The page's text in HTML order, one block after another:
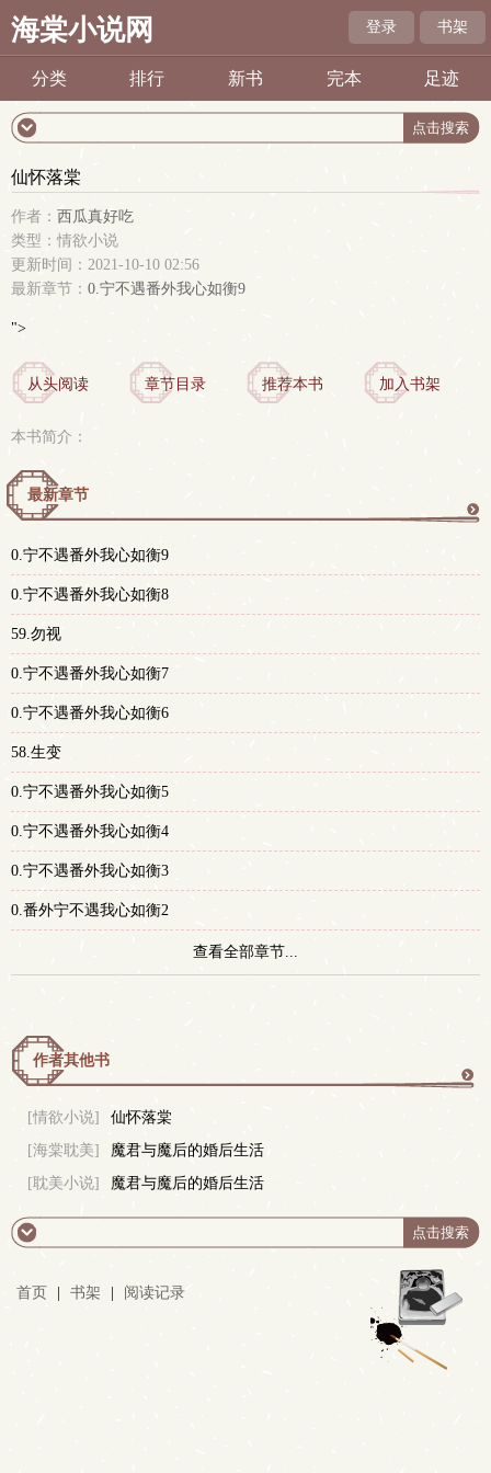
海棠小说网 登录 书架
分类 排行 新书 完本 足迹
仙怀落棠
作者： 西瓜真好吃
类型：情欲小说
更新时间：2021-10-10 02:56
最新章节： 0.宁不遇番外我心如衡9
">
从头阅读 章节目录 推荐本书 加入书架
本书简介：
最新章节
0.宁不遇番外我心如衡9
0.宁不遇番外我心如衡8
59.勿视
0.宁不遇番外我心如衡7
0.宁不遇番外我心如衡6
58.生变
0.宁不遇番外我心如衡5
0.宁不遇番外我心如衡4
0.宁不遇番外我心如衡3
0.番外宁不遇我心如衡2
查看全部章节...
作者其他书
[情欲小说]
仙怀落棠
[海棠耽美]
魔君与魔后的婚后生活
[耽美小说]
魔君与魔后的婚后生活
首页 书架 阅读记录